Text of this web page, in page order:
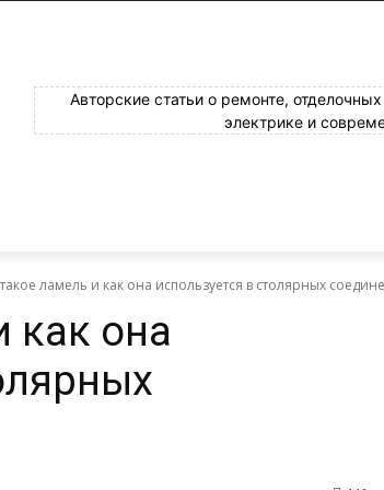
Авторские статьи о ремонте,
электрике и
ламель и как она используется в столярных
как она